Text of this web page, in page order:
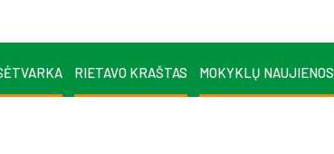
RIETAVO KRAŠTAS MOKYKLŲ NAUJIENOS